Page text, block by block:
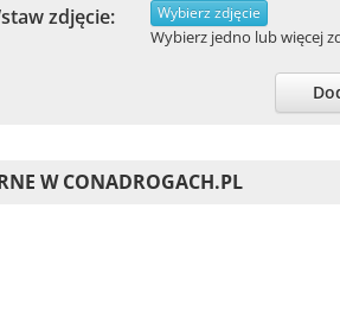
zdjęcie: Wybierz zdjęcie
Wybierz jedno lub więcej
W CONADROGACH.PL